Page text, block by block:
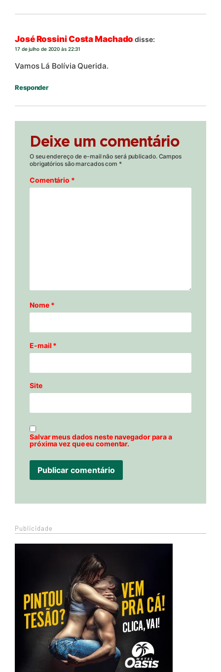
José Rossini Costa Machado disse:
17 de julho de 2020 às 22:31
Vamos Lá Bolívia Querida.
Responder
Deixe um comentário
O seu endereço de e-mail não será publicado. Campos
obrigatórios são marcados com *
Comentário *
Nome *
E-mail *
Site
Salvar meus dados neste navegador para a
próxima vez que eu comentar.
Publicidade